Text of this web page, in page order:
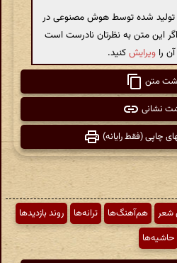
تولید شده توسط هوش مصنوعی در
اگر این متن به نظرتان نادرست است
را ویرایشکنید.
متن
نشانی
چاپی (فقط رایانه)
هم‌آهنگ‌ها ترانه‌ها
روند بازدیدها
حاشیه‌ها